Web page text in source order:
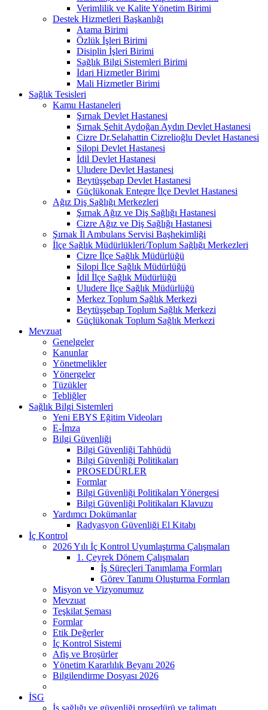
Verimlilik ve Kalite Yönetim Birimi
Destek Hizmetleri Başkanlığı
Atama Birimi
Özlük İşleri Birimi
Disiplin İşleri Birimi
Sağlık Bilgi Sistemleri Birimi
İdari Hizmetler Birimi
Mali Hizmetler Birimi
Sağlık Tesisleri
Kamu Hastaneleri
Şırnak Devlet Hastanesi
Şırnak Şehit Aydoğan Aydın Devlet Hastanesi
Cizre Dr.Selahattin Cizrelioğlu Devlet Hastanesi
Silopi Devlet Hastanesi
İdil Devlet Hastanesi
Uludere Devlet Hastanesi
Beytüşşebap Devlet Hastanesi
Güçlükonak Entegre İlçe Devlet Hastanesi
Ağız Diş Sağlığı Merkezleri
Şırnak Ağız ve Diş Sağlığı Hastanesi
Cizre Ağız ve Diş Sağlığı Hastanesi
Şırnak İl Ambulans Servisi Başhekimliği
İlçe Sağlık Müdürlükleri/Toplum Sağlığı Merkezleri
Cizre İlçe Sağlık Müdürlüğü
Silopi İlçe Sağlık Müdürlüğü
İdil İlçe Sağlık Müdürlüğü
Uludere İlçe Sağlık Müdürlüğü
Merkez Toplum Sağlık Merkezi
Beytüşşebap Toplum Sağlık Merkezi
Güçlükonak Toplum Sağlık Merkezi
Mevzuat
Genelgeler
Kanunlar
Yönetmelikler
Yönergeler
Tüzükler
Tebliğler
Sağlık Bilgi Sistemleri
Yeni EBYS Eğitim Videoları
E-İmza
Bilgi Güvenliği
Bilgi Güvenliği Tahhüdü
Bilgi Güvenliği Politikaları
PROSEDÜRLER
Formlar
Bilgi Güvenliği Politikaları Yönergesi
Bilgi Güvenliği Politikaları Klavuzu
Yardımcı Dokümanlar
Radyasyon Güvenliği El Kitabı
İç Kontrol
2026 Yılı İç Kontrol Uyumlaştırma Çalışmaları
1. Çeyrek Dönem Çalışmaları
İş Süreçleri Tanımlama Formları
Görev Tanımı Oluşturma Formları
Misyon ve Vizyonumuz
Mevzuat
Teşkilat Şeması
Formlar
Etik Değerler
İç Kontrol Sistemi
Afiş ve Broşürler
Yönetim Kararlılık Beyanı 2026
Bilgilendirme Dosyası 2026
İSG
İş sağlığı ve güvenliği prosedürü ve talimatı